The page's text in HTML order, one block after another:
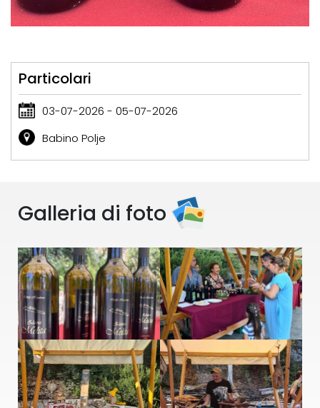
Particolari
03-07-2026 - 05-07-2026
Babino Polje
Galleria di foto